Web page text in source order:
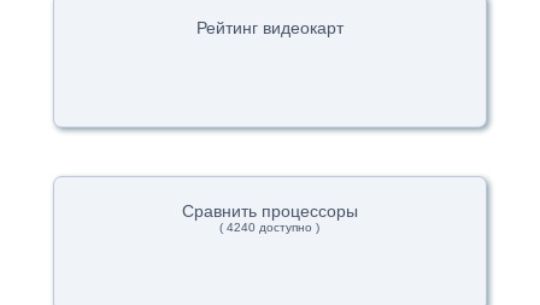
Рейтинг видеокарт
Сравнить процессоры
( 4240 доступно )